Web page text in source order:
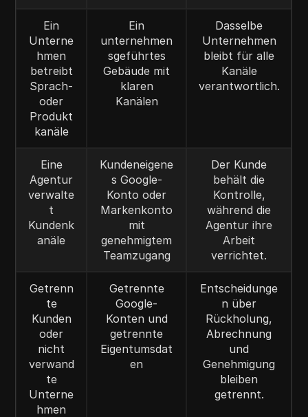
Ein
Unterne
hmen
betreibt
Sprach-
oder
Produkt
kanäle
Ein
unternehmen
sgeführtes
Gebäude mit
klaren
Kanälen
Dasselbe
Unternehmen
bleibt für alle
Kanäle
verantwortlich.
Eine
Agentur
verwalte
t
Kundenk
anäle
Kundeneigene
s Google-
Konto oder
Markenkonto
mit
genehmigtem
Teamzugang
Der Kunde
behält die
Kontrolle,
während die
Agentur ihre
Arbeit
verrichtet.
Getrenn
te
Kunden
oder
nicht
verwand
te
Unterne
hmen
Getrennte
Google-
Konten und
getrennte
Eigentumsdat
en
Entscheidunge
n über
Rückholung,
Abrechnung
und
Genehmigung
bleiben
getrennt.